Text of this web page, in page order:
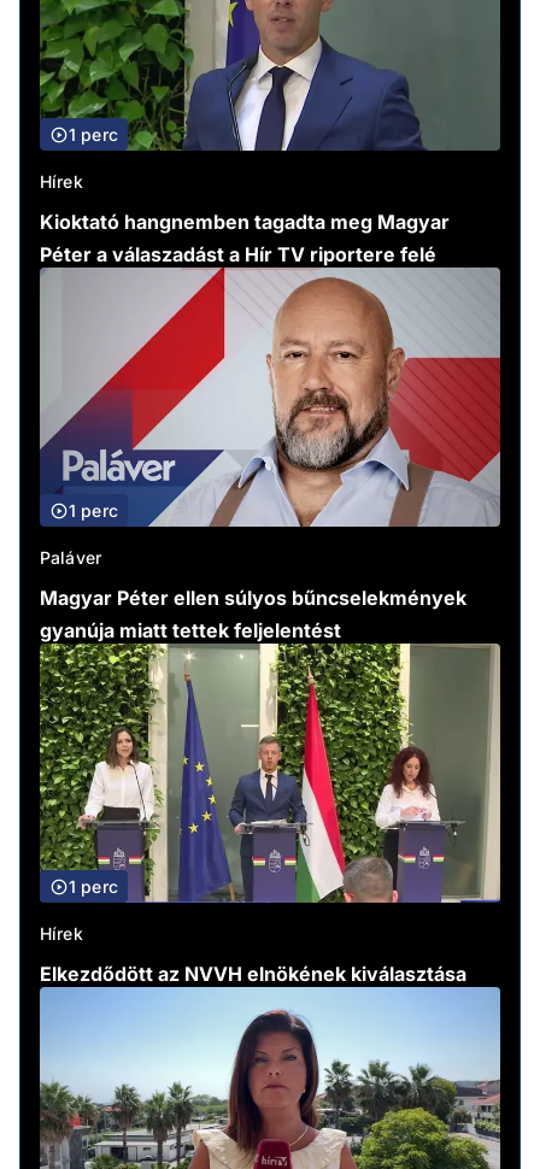
1 perc
Hírek
Kioktató hangnemben tagadta meg Magyar
Péter a válaszadást a Hír TV riportere felé
1 perc
Paláver
Magyar Péter ellen súlyos bűncselekmények
gyanúja miatt tettek feljelentést
1 perc
Hírek
Elkezdődött az NVVH elnökének kiválasztása